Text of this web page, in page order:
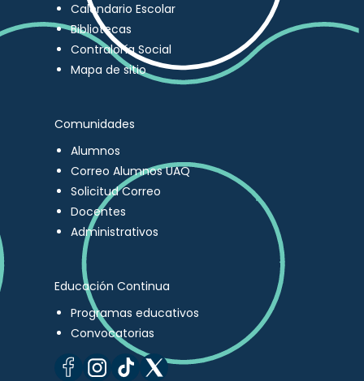
Calendario Escolar
Bibliotecas
Contraloría Social
Mapa de sitio
Comunidades
Alumnos
Correo Alumnos UAQ
Solicitud Correo
Docentes
Administrativos
Educación Continua
Programas educativos
Convocatorias